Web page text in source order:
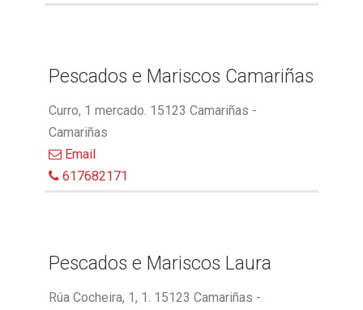
Pescados e Mariscos Camariñas
Curro, 1 mercado. 15123 Camariñas -
Camariñas
Email
617682171
Pescados e Mariscos Laura
Rúa Cocheira, 1, 1. 15123 Camariñas -